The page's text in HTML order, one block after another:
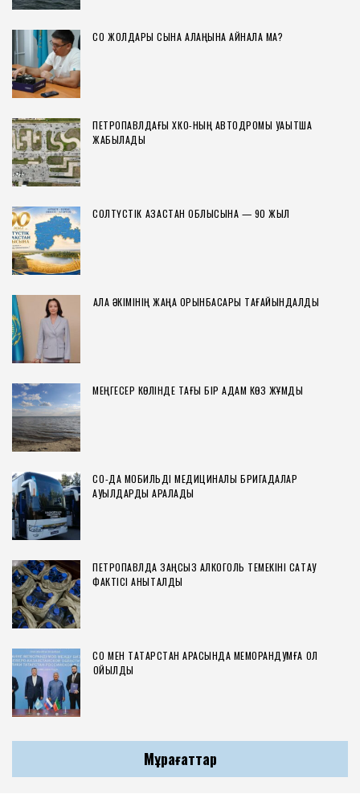
СҚО ЖОЛДАРЫ СЫНАҚ АЛАҢЫНА АЙНАЛА МА?
ПЕТРОПАВЛДАҒЫ ХҚКО-НЫҢ АВТОДРОМЫ УАҚЫТША
ЖАБЫЛАДЫ
СОЛТҮСТІК ҚАЗАҚСТАН ОБЛЫСЫНА — 90 ЖЫЛ
ҚАЛА ӘКІМІНІҢ ЖАҢА ОРЫНБАСАРЫ ТАҒАЙЫНДАЛДЫ
МЕҢГЕСЕР КӨЛІНДЕ ТАҒЫ БІР АДАМ КӨЗ ЖҰМДЫ
СҚО-ДА МОБИЛЬДІ МЕДИЦИНАЛЫҚ БРИГАДАЛАР
АУЫЛДАРДЫ АРАЛАДЫ
ПЕТРОПАВЛДА ЗАҢСЫЗ АЛКОГОЛЬ ТЕМЕКІНІ САҚТАУ
ФАКТІСІ АНЫҚТАЛДЫ
СҚО МЕН ТАТАРСТАН АРАСЫНДА МЕМОРАНДУМҒА ҚОЛ
ҚОЙЫЛДЫ
Мұрағаттар